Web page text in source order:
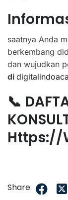
saatnya Anda
berkembang
dan wujudkan
di
📞
Https://
Share: